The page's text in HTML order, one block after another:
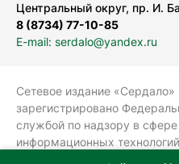
Центральный округ, пр. И.
8 (8734) 77-10-85
E-mail: serdalo@yandex.ru
Сетевое издание «Сердало»
зарегистрировано
службой по надзору в сфере
информационных